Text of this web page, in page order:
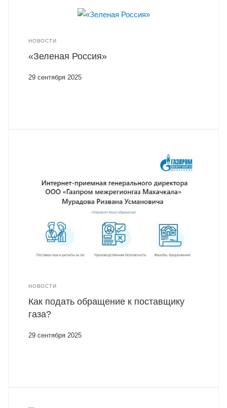
НОВОСТИ
«Зеленая Россия»
29 сентября 2025
НОВОСТИ
Как подать обращение к поставщику
газа?
29 сентября 2025